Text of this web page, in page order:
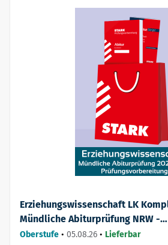
Erziehungswissenschaft LK
Mündliche Abiturprüfung NRW -
Prüfungsvorbereitung
Oberstufe • 05.08.26 • Lieferbar